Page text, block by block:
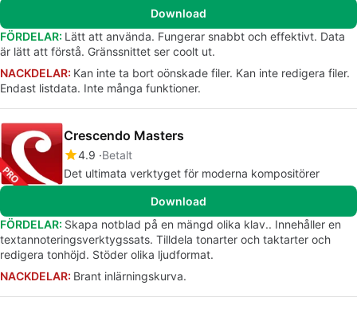
Download
FÖRDELAR: Lätt att använda. Fungerar snabbt och effektivt. Data
är lätt att förstå. Gränssnittet ser coolt ut.
NACKDELAR: Kan inte ta bort oönskade filer. Kan inte redigera filer.
Endast listdata. Inte många funktioner.
Crescendo Masters
4.9 Betalt
Det ultimata verktyget för moderna kompositörer
Download
FÖRDELAR: Skapa notblad på en mängd olika klav.. Innehåller en
textannoteringsverktygssats. Tilldela tonarter och taktarter och
redigera tonhöjd. Stöder olika ljudformat.
NACKDELAR: Brant inlärningskurva.